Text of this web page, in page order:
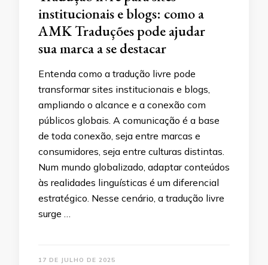
institucionais e blogs: como a
AMK Traduções pode ajudar
sua marca a se destacar
Entenda como a tradução livre pode
transformar sites institucionais e blogs,
ampliando o alcance e a conexão com
públicos globais. A comunicação é a base
de toda conexão, seja entre marcas e
consumidores, seja entre culturas distintas.
Num mundo globalizado, adaptar conteúdos
às realidades linguísticas é um diferencial
estratégico. Nesse cenário, a tradução livre
surge …
17 DE JULHO DE 2025